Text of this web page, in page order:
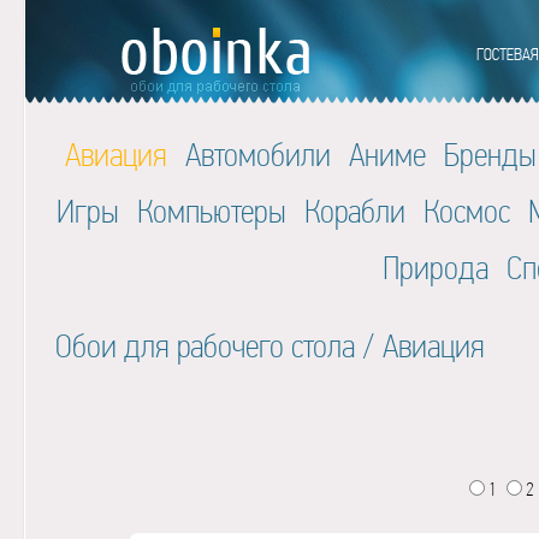
Авиация Автомобили Аниме Бренды
Игры Компьютеры Корабли Космос
Природа
Обои для рабочего стола/ Авиация
1 2